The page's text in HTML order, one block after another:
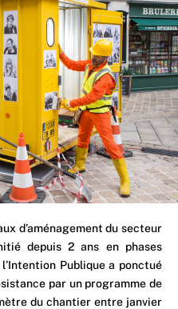
d’aménagement du secteur
depuis 2 ans en phases
Publique a ponctué
par un programme de
du chantier entre janvier